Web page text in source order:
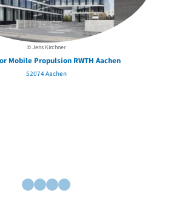
© Jens Kirchner
Mobile Propulsion RWTH Aachen
52074 Aachen